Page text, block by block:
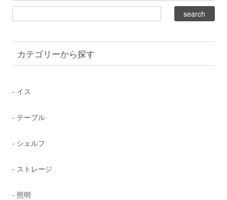
カテゴリーから探す
- イス
- テーブル
- シェルフ
- ストレージ
- 照明